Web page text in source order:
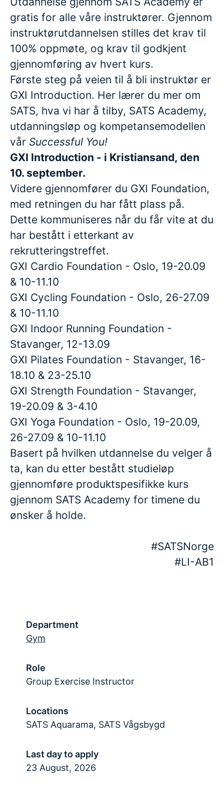
gratis for alle våre instruktører. Gjennom
instruktørutdannelsen stilles det krav til
100% oppmøte, og krav til godkjent
gjennomføring av hvert kurs.
Første steg på veien til å bli instruktør er
GXI Introduction. Her lærer du mer om
SATS, hva vi har å tilby, SATS Academy,
utdanningsløp og kompetansemodellen
vår Successful You!
GXI Introduction - i Kristiansand, den
10. september.
Videre gjennomfører du GXI Foundation,
med retningen du har fått plass på.
Dette kommuniseres når du får vite at du
har bestått i etterkant av
rekrutteringstreffet.
GXI Cardio Foundation - Oslo, 19-20.09
& 10-11.10
GXI Cycling Foundation - Oslo, 26-27.09
& 10-11.10
GXI Indoor Running Foundation -
Stavanger, 12-13.09
GXI Pilates Foundation - Stavanger, 16-
18.10 & 23-25.10
GXI Strength Foundation - Stavanger,
19-20.09 & 3-4.10
GXI Yoga Foundation - Oslo, 19-20.09,
26-27.09 & 10-11.10
Basert på hvilken utdannelse du velger å
ta, kan du etter bestått studieløp
gjennomføre produktspesifikke kurs
gjennom SATS Academy for timene du
ønsker å holde.
#SATSNorge
#LI-AB1
Department
Gym
Role
Group Exercise Instructor
Locations
SATS Aquarama, SATS Vågsbygd
Last day to apply
23 August, 2026